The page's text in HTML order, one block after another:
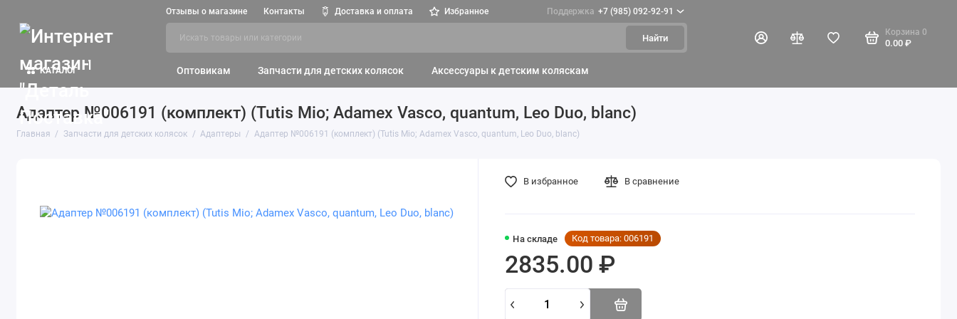
Отзывы о магазине Контакты Доставка и оплата Избранное Поддержка +7 (985) 092-92-91
Найти
Корзина 0
0.00 ₽
КАТАЛОГ Оптовикам Запчасти для детских колясок Аксессуары к детским коляскам
Адаптер №006191 (комплект) (Tutis Mio; Adamex Vasco, quantum, Leo Duo, blanc)
Главная Запчасти для детских колясок Адаптеры Адаптер №006191 (комплект) (Tutis Mio; Adamex Vasco, quantum, Leo Duo, blanc)
На складе Код товара: 006191
2835.00 ₽
Купить
В избранное В сравнение